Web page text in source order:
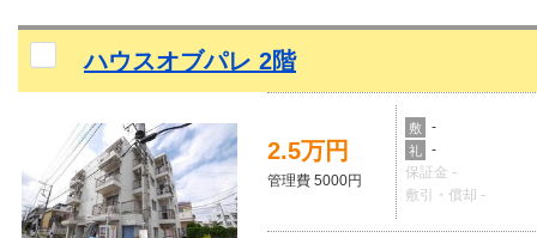
ハウスオブパレ 2階
2.5万円
管理費 5000円
敷 -
礼
-
保証金 -
敷引・償却 -